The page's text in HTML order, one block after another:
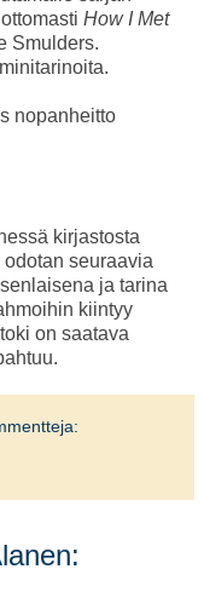
How I Met
Smulders.
nopanheitto
kirjastosta
seuraavia
ja tarina
kiintyy
on saatava